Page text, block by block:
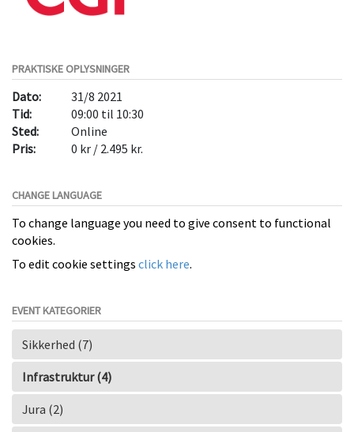
PRAKTISKE OPLYSNINGER
Dato:
31/8 2021
Tid:
09:00 til 10:30
Sted:
Online
Pris:
0 kr / 2.495 kr.
CHANGE LANGUAGE
To change language you need to give consent to functional
cookies.
To edit cookie settings click here.
EVENT KATEGORIER
Sikkerhed (7)
Infrastruktur (4)
Jura (2)